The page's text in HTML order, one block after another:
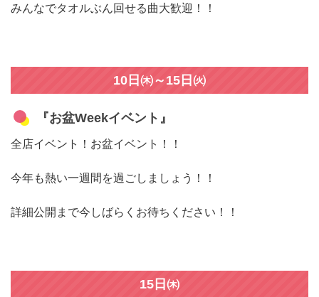
みんなでタオルぶん回せる曲大歓迎！！
10日㈭～15日㈫
『お盆Weekイベント』
全店イベント！お盆イベント！！
今年も熱い一週間を過ごしましょう！！
詳細公開まで今しばらくお待ちください！！
15日㈭